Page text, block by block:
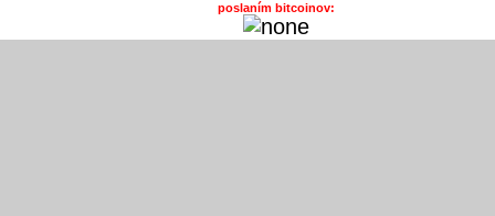
poslaním bitcoinov: